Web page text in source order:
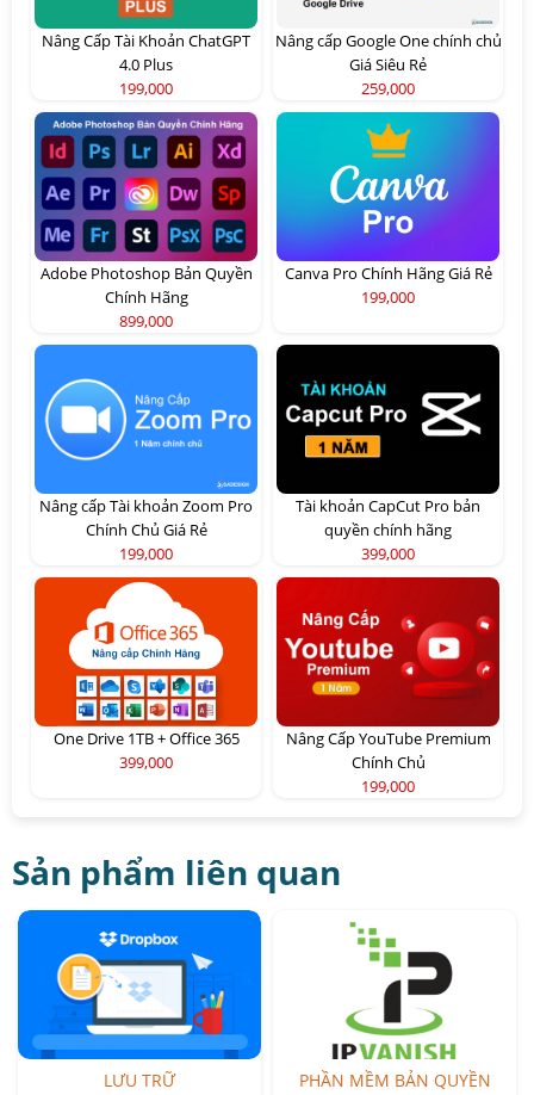
Nâng Cấp Tài Khoản ChatGPT
4.0 Plus
199,000
Nâng cấp Google One chính chủ
Giá Siêu Rẻ
259,000
Adobe Photoshop Bản Quyền
Chính Hãng
899,000
Canva Pro Chính Hãng Giá Rẻ
199,000
Nâng cấp Tài khoản Zoom Pro
Chính Chủ Giá Rẻ
199,000
Tài khoản CapCut Pro bản
quyền chính hãng
399,000
One Drive 1TB + Office 365
399,000
Nâng Cấp YouTube Premium
Chính Chủ
199,000
Sản phẩm liên quan
LƯU TRỮ PHẦN MỀM BẢN QUYỀN